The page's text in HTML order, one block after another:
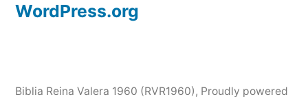
WordPress.org
Biblia Reina Valera 1960 (RVR1960) , Proudly powered